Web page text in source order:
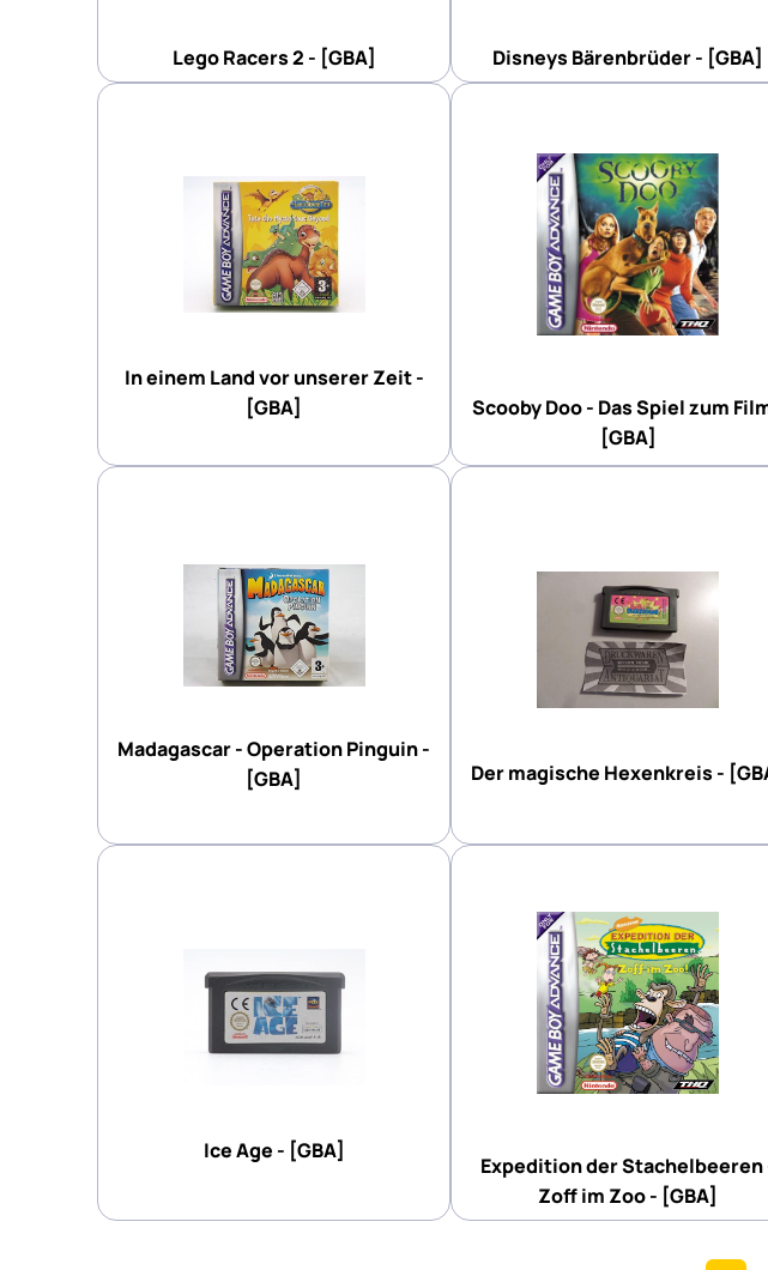
Lego Racers 2 - [GBA] Disneys Bärenbrüder - [GBA]
In einem Land vor unserer Zeit -
[GBA]
Scooby Doo - Das Spiel zum
[GBA]
Madagascar - Operation Pinguin -
[GBA]
Der magische Hexenkreis -
Ice Age - [GBA]
Expedition der Stachelbeeren
Zoff im Zoo - [GBA]